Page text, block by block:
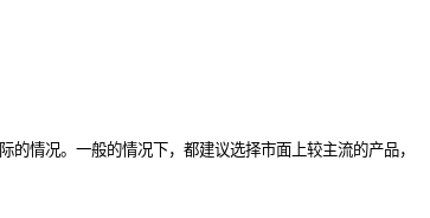
情况。一般的情况下，都建议选择市面上较主流的产品，